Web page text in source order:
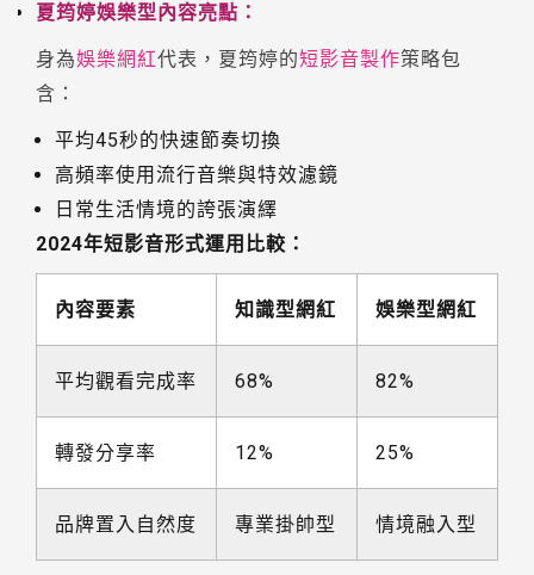
夏筠婷娛樂型內容亮點：
身為娛樂網紅代表，夏筠婷的短影音製作策略包
含：
平均45秒的快速節奏切換
高頻率使用流行音樂與特效濾鏡
日常生活情境的誇張演繹
2024年短影音形式運用比較：
內容要素 知識型網紅 娛樂型網紅
平均觀看完成率 68% 82%
轉發分享率 12% 25%
品牌置入自然度 專業掛帥型 情境融入型